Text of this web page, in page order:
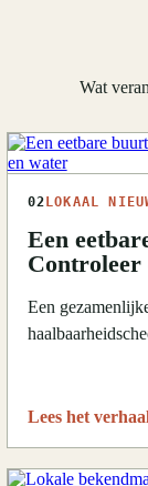
Wat
02 LOKAAL
Een
Controleer
Een
Lees het